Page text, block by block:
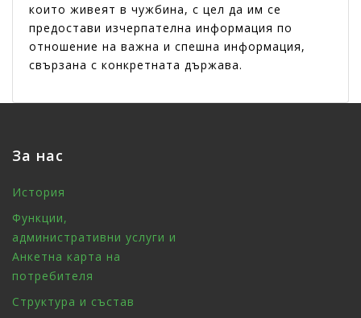
които живеят в чужбина, с цел да им се
предостави изчерпателна информация по
отношение на важна и спешна информация,
свързана с конкретната държава.
За нас
История
Функции,
административни услуги и
Анкетна карта на
потребителя
Структура и състав